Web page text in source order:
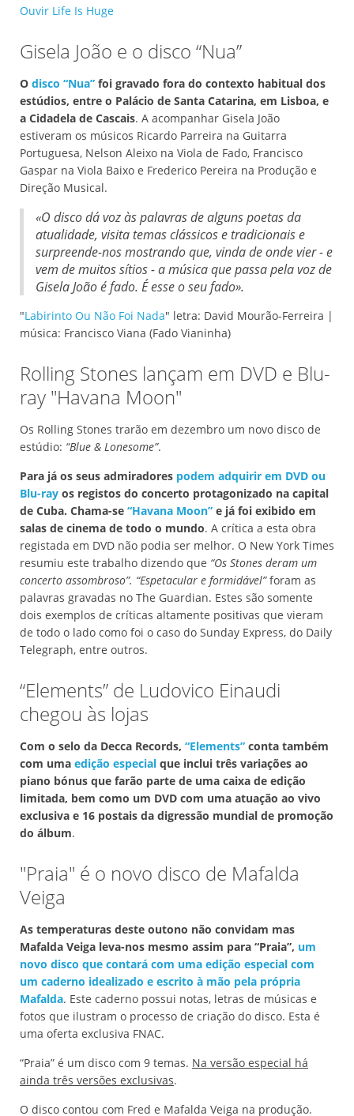
Ouvir Life Is Huge
Gisela João e o disco “Nua”
O disco “Nua” foi gravado fora do contexto habitual dos
estúdios, entre o Palácio de Santa Catarina, em Lisboa, e
a Cidadela de Cascais. A acompanhar Gisela João
estiveram os músicos Ricardo Parreira na Guitarra
Portuguesa, Nelson Aleixo na Viola de Fado, Francisco
Gaspar na Viola Baixo e Frederico Pereira na Produção e
Direção Musical.
«O disco dá voz às palavras de alguns poetas da
atualidade, visita temas clássicos e tradicionais e
surpreende-nos mostrando que, vinda de onde vier - e
vem de muitos sítios - a música que passa pela voz de
Gisela João é fado. É esse o seu fado».
"Labirinto Ou Não Foi Nada" letra: David Mourão-Ferreira |
música: Francisco Viana (Fado Vianinha)
Rolling Stones lançam em DVD e Blu-
ray "Havana Moon"
Os Rolling Stones trarão em dezembro um novo disco de
estúdio: “Blue & Lonesome”.
Para já os seus admiradores podem adquirir em DVD ou
Blu-ray os registos do concerto protagonizado na capital
de Cuba. Chama-se “Havana Moon” e já foi exibido em
salas de cinema de todo o mundo. A crítica a esta obra
registada em DVD não podia ser melhor. O New York Times
resumiu este trabalho dizendo que “Os Stones deram um
concerto assombroso”. “Espetacular e formidável”foram as
palavras gravadas no The Guardian. Estes são somente
dois exemplos de críticas altamente positivas que vieram
de todo o lado como foi o caso do Sunday Express, do Daily
Telegraph, entre outros.
“Elements” de Ludovico Einaudi
chegou às lojas
Com o selo da Decca Records, “Elements” conta também
com uma edição especial que inclui três variações ao
piano bónus que farão parte de uma caixa de edição
limitada, bem como um DVD com uma atuação ao vivo
exclusiva e 16 postais da digressão mundial de promoção
do álbum.
"Praia" é o novo disco de Mafalda
Veiga
As temperaturas deste outono não convidam mas
Mafalda Veiga leva-nos mesmo assim para “Praia”, um
novo disco que contará com uma edição especial com
um caderno idealizado e escrito à mão pela própria
Mafalda. Este caderno possui notas, letras de músicas e
fotos que ilustram o processo de criação do disco. Esta é
uma oferta exclusiva FNAC.
“Praia” é um disco com 9 temas. Na versão especial há
ainda três versões exclusivas.
O disco contou com Fred e Mafalda Veiga na produção.